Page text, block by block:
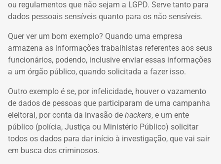
ou regulamentos que não sejam a LGPD. Serve tanto para
dados pessoais sensíveis quanto para os não sensíveis.
Quer ver um bom exemplo? Quando uma empresa
armazena as informações trabalhistas referentes aos seus
funcionários, podendo, inclusive enviar essas informações
a um órgão público, quando solicitada a fazer isso.
Outro exemplo é se, por infelicidade, houver o vazamento
de dados de pessoas que participaram de uma campanha
eleitoral, por conta da invasão de hackers, e um ente
público (polícia, Justiça ou Ministério Público) solicitar
todos os dados para dar início à investigação, que vai sair
em busca dos criminosos.